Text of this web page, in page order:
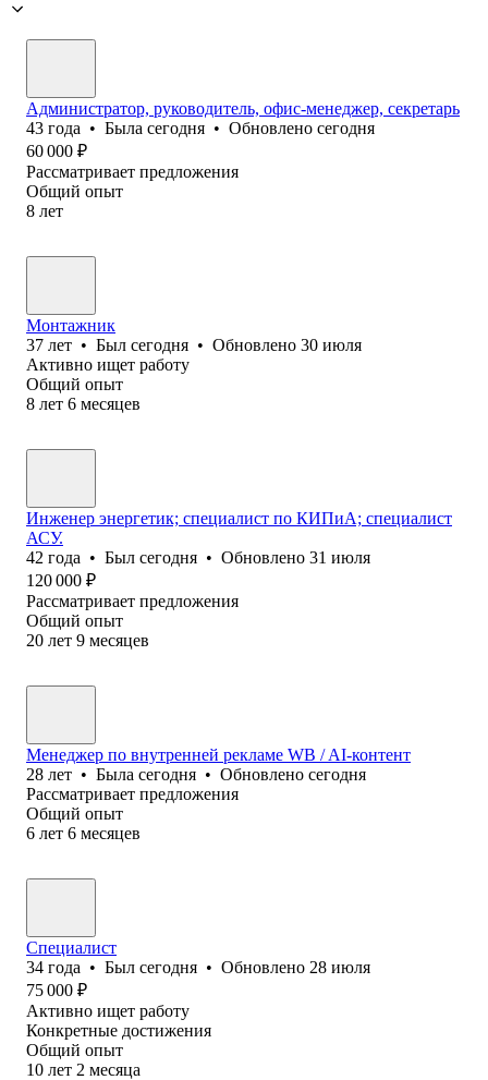
Администратор, руководитель, офис-менеджер, секретарь
43 года • Была сегодня • Обновлено сегодня
60 000 ₽
Рассматривает предложения
Общий опыт
8 лет
Монтажник
37 лет • Был сегодня • Обновлено 30 июля
Активно ищет работу
Общий опыт
8 лет 6 месяцев
Инженер энергетик; специалист по КИПиА; специалист
АСУ.
42 года • Был сегодня • Обновлено 31 июля
120 000 ₽
Рассматривает предложения
Общий опыт
20 лет 9 месяцев
Менеджер по внутренней рекламе WB / AI-контент
28 лет • Была сегодня • Обновлено сегодня
Рассматривает предложения
Общий опыт
6 лет 6 месяцев
Специалист
34 года • Был сегодня • Обновлено 28 июля
75 000 ₽
Активно ищет работу
Конкретные достижения
Общий опыт
10 лет 2 месяца